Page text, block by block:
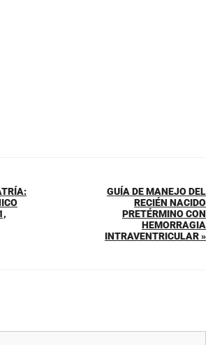
GUÍA DE MANEJO DEL
RECIÉN NACIDO
PRETÉRMINO CON
HEMORRAGIA
INTRAVENTRICULAR »